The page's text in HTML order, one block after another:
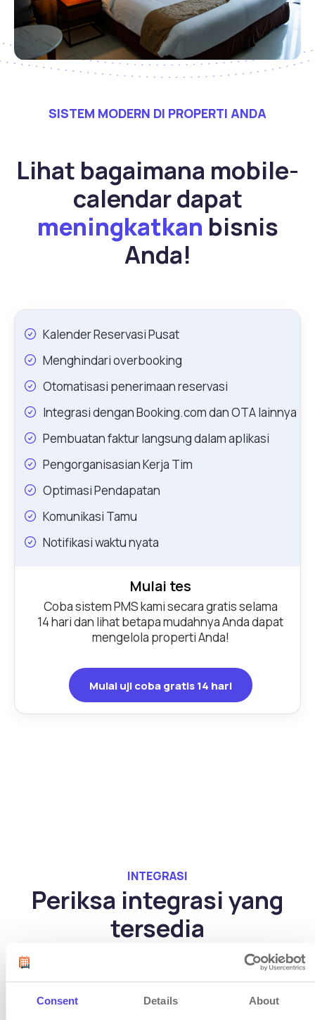
Consent Details About
SISTEM MODERN DI PROPERTI ANDA
Lihat bagaimana mobile-
calendar dapat
meningkatkan bisnis
Anda!
Kalender Reservasi Pusat
Menghindari overbooking
Otomatisasi penerimaan reservasi
Integrasi dengan Booking.com dan OTA lainnya
Pembuatan faktur langsung dalam aplikasi
Pengorganisasian Kerja Tim
Optimasi Pendapatan
Komunikasi Tamu
Notifikasi waktu nyata
Mulai tes
Coba sistem PMS kami secara gratis selama
14 hari dan lihat betapa mudahnya Anda dapat
mengelola properti Anda!
Mulai uji coba gratis 14 hari
INTEGRASI
Periksa integrasi yang
tersedia
Periksa semua integrasi